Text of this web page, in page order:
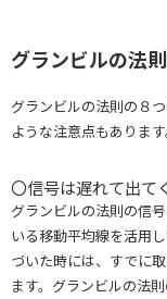
グランビルの法
グランビルの法則の８
ような注意点もあります
〇信号は遅れて出て
グランビルの法則の信
いる移動平均線を活用
づいた時には、すでに
ます。グランビルの法